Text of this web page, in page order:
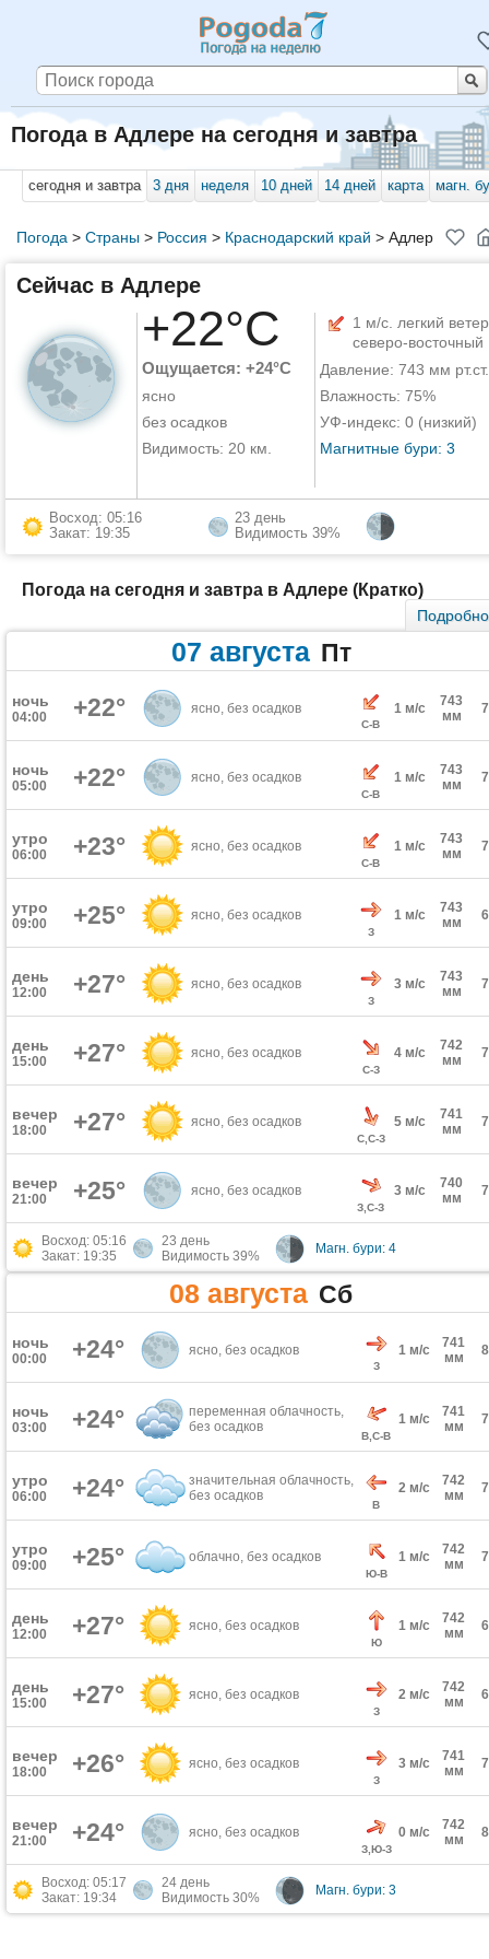
Погода в Адлере на сегодня и завтра
сегодня и завтра 3 дня неделя 10 дней 14 дней карта магн.
Погода > Страны> Россия > Краснодарский край > Адлер
Сейчас в Адлере
+22°C
Ощущается: +24°C
ясно
без осадков
Видимость: 20 км.
1 м/с. легкий
северо-восточный
Давление: 743 мм рт.ст.
Влажность: 75%
УФ-индекс: 0 (низкий)
Магнитные бури: 3
Восход: 05:16
Закат: 19:35
23 день
Видимость 39%
Погода на сегодня и завтра в Адлере (Кратко)
Подробно
07 августа Пт
ночь
04:00 +22° ясно, без осадков
С-В
1 м/с
743
мм
ночь
05:00 +22° ясно, без осадков
С-В
1 м/с
743
мм
утро
06:00 +23° ясно, без осадков
С-В
1 м/с
743
мм
утро
09:00 +25° ясно, без осадков
З
1 м/с
743
мм
день
12:00 +27° ясно, без осадков
З
3 м/с
743
мм
день
15:00 +27° ясно, без осадков
С-З
4 м/с
742
мм
вечер
18:00 +27° ясно, без осадков
С,С-З
5 м/с
741
мм
вечер
21:00 +25° ясно, без осадков
З,С-З
3 м/с
740
мм
Восход: 05:16
Закат: 19:35
23 день
Видимость 39%
Магн. бури: 4
08 августа Сб
ночь
00:00 +24° ясно, без осадков
З
1 м/с
741
мм
ночь
03:00 +24°
переменная облачность,
без осадков
В,С-В
1 м/с
741
мм
утро
06:00 +24°
значительная облачность,
без осадков
В
2 м/с
742
мм
утро
09:00 +25° облачно, без осадков
Ю-В
1 м/с
742
мм
день
12:00 +27° ясно, без осадков
Ю
1 м/с
742
мм
день
15:00 +27° ясно, без осадков
З
2 м/с
742
мм
вечер
18:00 +26° ясно, без осадков
З
3 м/с
741
мм
вечер
21:00 +24° ясно, без осадков
З,Ю-З
0 м/с
742
мм
Восход: 05:17
Закат: 19:34
24 день
Видимость 30%
Магн. бури: 3